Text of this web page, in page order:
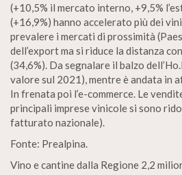
(+10,5% il mercato interno, +9,5%
(+16,9%) hanno accelerato più dei
prevalere i mercati di prossimità
dell’export ma si riduce la distanza
(34,6%). Da segnalare il balzo
valore sul 2021), mentre è andata in
In frenata poi l’e-commerce. Le
principali imprese vinicole si sono
fatturato nazionale).
Fonte: Prealpina.
Vino e cantine dalla Regione 2,2